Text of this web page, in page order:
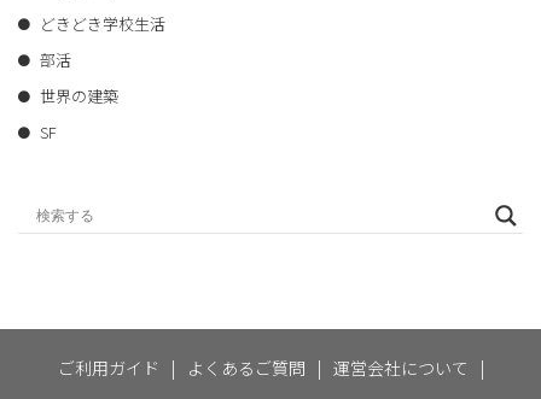
どきどき学校生活
部活
世界の建築
SF
ご利用ガイド | よくあるご質問 | 運営会社について |